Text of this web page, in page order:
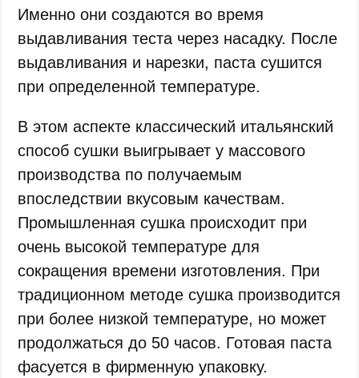
Именно они создаются во время
выдавливания теста через насадку. После
выдавливания и нарезки, паста сушится
при определенной температуре.
В этом аспекте классический итальянский
способ сушки выигрывает у массового
производства по получаемым
впоследствии вкусовым качествам.
Промышленная сушка происходит при
очень высокой температуре для
сокращения времени изготовления. При
традиционном методе сушка производится
при более низкой температуре, но может
продолжаться до 50 часов. Готовая паста
фасуется в фирменную упаковку.